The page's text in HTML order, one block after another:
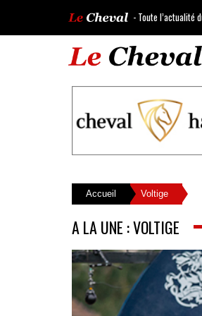
- Toute l’actualité
Accueil Voltige
A LA UNE : VOLTIGE